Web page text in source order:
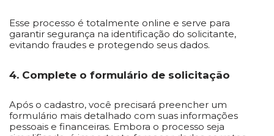
Esse processo é totalmente online e serve para
garantir segurança na identificação do solicitante,
evitando fraudes e protegendo seus dados.
4. Complete o formulário de solicitação
Após o cadastro, você precisará preencher um
formulário mais detalhado com suas informações
pessoais e financeiras. Embora o processo seja